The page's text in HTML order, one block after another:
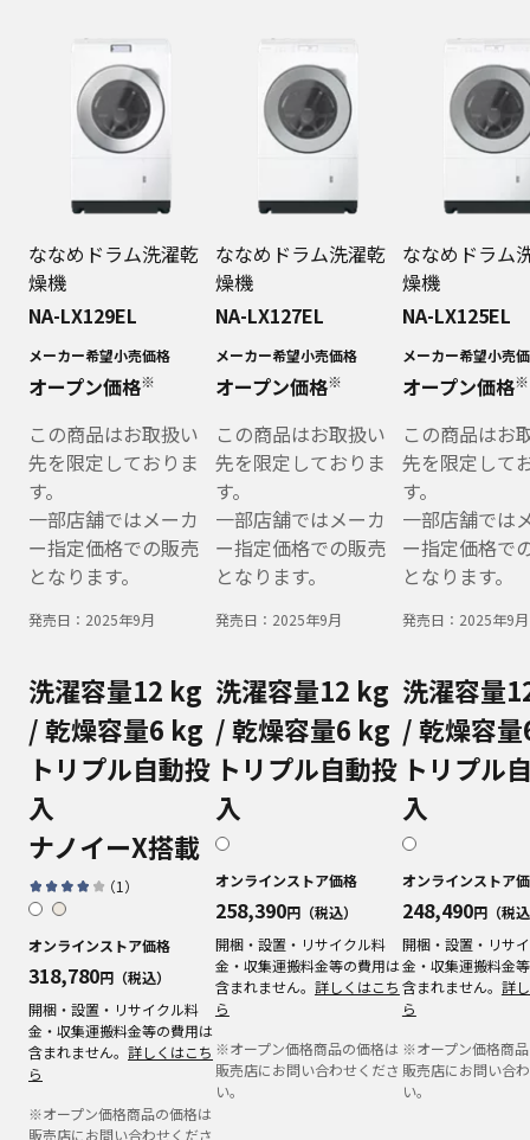
ななめドラム洗濯乾
燥機
NA-LX129EL
メーカー希望小売価格
オープン価格※
この商品はお取扱い
先を限定しておりま
す。
一部店舗ではメーカ
ー指定価格での販売
となります。
発売日： 2025年9月
洗濯容量12 kg
/ 乾燥容量6 kg
トリプル自動投
入
ナノイーX搭載
（1 ）
オンラインストア価格
318,780円（税込）
開梱・設置・リサイクル料
金・収集運搬料金等の費用は
含まれません。 詳しくはこち
ら
※オープン価格商品の価格は
販売店にお問い合わせくださ
ななめドラム洗濯乾
燥機
NA-LX127EL
メーカー希望小売価格
オープン価格※
この商品はお取扱い
先を限定しておりま
す。
一部店舗ではメーカ
ー指定価格での販売
となります。
発売日： 2025年9月
洗濯容量12 kg
/ 乾燥容量6 kg
トリプル自動投
入
オンラインストア価格
258,390円（税込）
開梱・設置・リサイクル料
金・収集運搬料金等の費用は
含まれません。 詳しくはこち
ら
※オープン価格商品の価格は
販売店にお問い合わせくださ
い。
ななめドラム
燥機
NA-LX125EL
メーカー希望小売
オープン価格※
この商品はお
先を限定して
す。
一部店舗では
ー指定価格で
となります。
発売日： 2025年9月
洗濯容量
/ 乾燥容
トリプル
入
オンラインストア
248,490円（税
開梱・設置・リサ
金・収集運搬料金
含まれません。 詳
ら
※オープン価格商
販売店にお問い合
い。